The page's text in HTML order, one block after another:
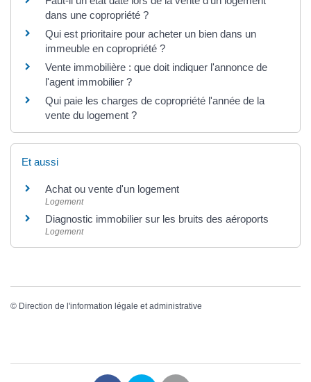
dans une copropriété ?
Qui est prioritaire pour acheter un bien dans un
immeuble en copropriété ?
Vente immobilière : que doit indiquer l'annonce de
l'agent immobilier ?
Qui paie les charges de copropriété l'année de la
vente du logement ?
Et aussi
Achat ou vente d'un logement
Logement
Diagnostic immobilier sur les bruits des aéroports
Logement
© Direction de l'information légale et administrative